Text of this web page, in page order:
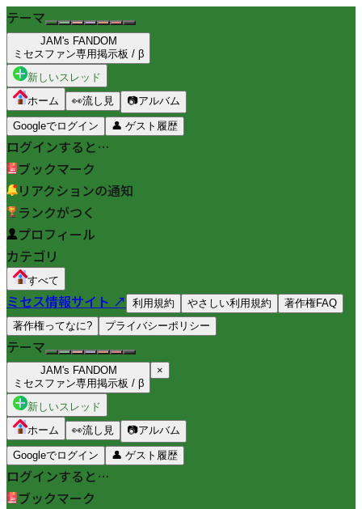
テーマ
JAM's FANDOM
ミセスファン専用掲示板 / β
新しいスレッド
ホーム
👀流し見 📷アルバム
Googleでログイン 👤 ゲスト履歴
ログインすると…
ブックマーク
リアクションの通知
ランクがつく
プロフィール
カテゴリ
すべて
ミセス情報サイト ↗ 利用規約 やさしい利用規約
著作権FAQ
著作権ってなに?
プライバシーポリシー
テーマ
JAM's FANDOM
ミセスファン専用掲示板 / β
×
新しいスレッド
ホーム
👀流し見 📷アルバム
Googleでログイン 👤 ゲスト履歴
ログインすると…
ブックマーク